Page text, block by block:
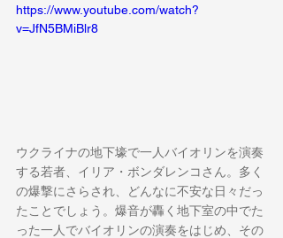
https://www.youtube.com/watch?
v=JfN5BMiBlr8
ウクライナの地下壕で一人バイオリンを演奏
する若者、イリア・ボンダレンコさん。多く
の爆撃にさらされ、どんなに不安な日々だっ
たことでしょう。爆音が轟く地下室の中でた
った一人でバイオリンの演奏をはじめ、その